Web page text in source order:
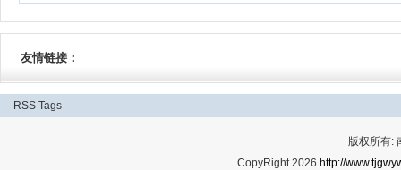
友情链接：
RSS Tags
版权所有:
CopyRight 2026 http://